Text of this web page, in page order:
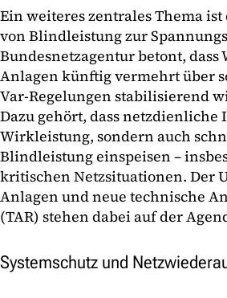
Ein weiteres zentrales Thema
von Blindleistung zur
Bundesnetzagentur betont, dass
Anlagen künftig vermehrt über
Var-Regelungen stabilisierend
Dazu gehört, dass
Wirkleistung, sondern auch
Blindleistung einspeisen –
kritischen Netzsituationen. Der
Anlagen und neue technische
(TAR) stehen dabei auf der
Systemschutz und